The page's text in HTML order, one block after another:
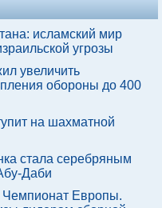
исламский мир
угрозы
увеличить
обороны до 400
на шахматной
стала серебряным
Даби
Чемпионат Европы.